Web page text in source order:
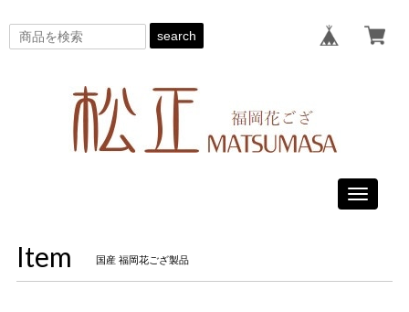
search
Toggle
Item 国産 福岡花ござ製品